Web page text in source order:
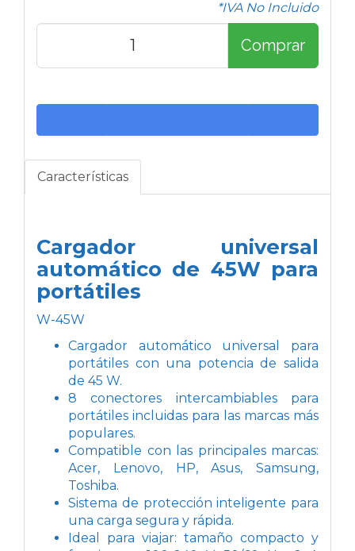
*IVA No Incluido
Comprar
Características
Cargador universal
automático de 45W para
portátiles
W-45W
Cargador automático universal para
portátiles con una potencia de salida
de 45 W.
8 conectores intercambiables para
portátiles incluidas para las marcas más
populares.
Compatible con las principales marcas:
Acer, Lenovo, HP, Asus, Samsung,
Toshiba.
Sistema de protección inteligente para
una carga segura y rápida.
Ideal para viajar: tamaño compacto y